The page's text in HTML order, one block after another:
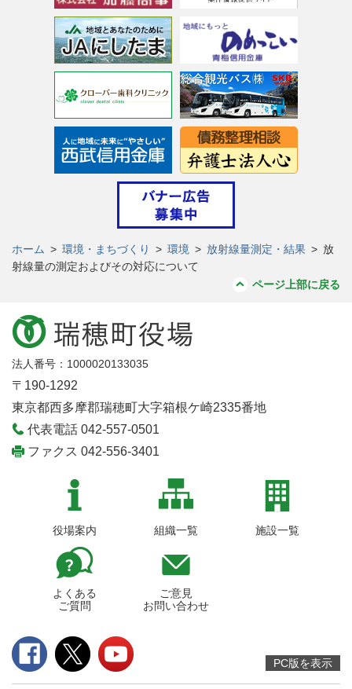
ホーム > 環境・まちづくり > 環境 > 放射線量測定・結果 > 放
射線量の測定およびその対応について
ページ上部に戻る
法人番号：1000020133035
〒190-1292
東京都西多摩郡瑞穂町大字箱根ケ崎2335番地
代表電話 042-557-0501
ファクス 042-556-3401
役場案内 組織一覧 施設一覧
よくある
ご質問
ご意見
お問い合わせ
PC版を表示